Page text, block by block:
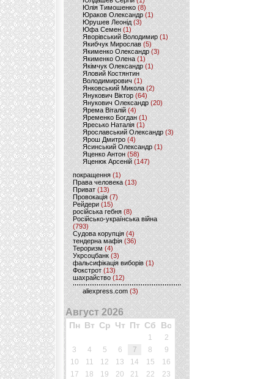
Юлія Тимошенко (8)
Юраков Олександр (1)
Юрушев Леонід (3)
Юфа Семен (1)
Яворівський Володимир (1)
Якибчук Мирослав (5)
Якименко Олександр (3)
Якименко Олена(1)
Якімчук Олександр (1)
Яловий Костянтин
Володимирович (1)
Янковський Микола(2)
Янукович Віктор (64)
Янукович Олександр(20)
Ярема Віталій(4)
Яременко Богдан(1)
Яресько Наталія(1)
Ярославський Олександр (3)
Ярош Дмитро (4)
Ясинський Олександр (1)
Яценко Антон(58)
Яценюк Арсеній (147)
покращення (1)
Права человека(13)
Приват (13)
Провокація (7)
Рейдери (15)
російська гебня (8)
Російсько-українська війна
(793)
Судова корупція (4)
тендерна мафія (36)
Тероризм (4)
Укрсоцбанк (3)
фальсифікація виборів (1)
Фокстрот(13)
шахрайство (12)
aliexpress.com (3)
Август 2026
Пн Вт Ср Чт Пт Сб Вс
1
2
3
4 5 6 7 8
9
10
11 12 13 14 15
16
17
18 19 20 21 22
23